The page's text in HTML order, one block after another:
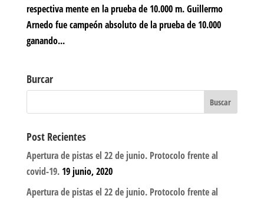
respectiva mente en la prueba de 10.000 m. Guillermo
Arnedo fue campeón absoluto de la prueba de 10.000
ganando...
Burcar
Post Recientes
Apertura de pistas el 22 de junio. Protocolo frente al
covid-19. 19 junio, 2020
Apertura de pistas el 22 de junio. Protocolo frente al